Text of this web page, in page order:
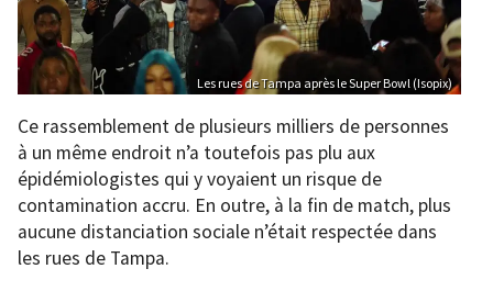
Les rues de Tampa après le Super Bowl (Isopix)
Ce rassemblement de plusieurs milliers de personnes
à un même endroit n’a toutefois pas plu aux
épidémiologistes qui y voyaient un risque de
contamination accru. En outre, à la fin de match, plus
aucune distanciation sociale n’était respectée dans
les rues de Tampa.